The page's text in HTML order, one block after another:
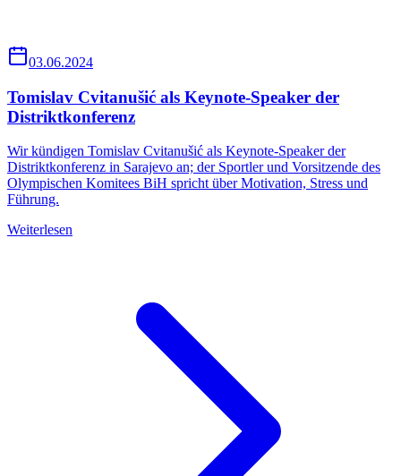
03.06.2024
Tomislav Cvitanušić als Keynote-Speaker der
Distriktkonferenz
Wir kündigen Tomislav Cvitanušić als Keynote-Speaker der
Distriktkonferenz in Sarajevo an; der Sportler und Vorsitzende des
Olympischen Komitees BiH spricht über Motivation, Stress und
Führung.
Weiterlesen